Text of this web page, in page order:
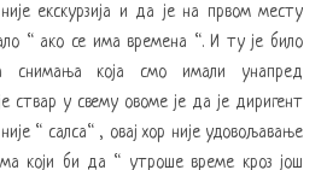
екскурзија и да је на првом месту
“ ако се има времена “. И ту је било
снимања која смо имали унапред
ствар у свему овоме је да је диригент
“ салса“ , овај хор није удовољавање
који би да “ утроше време кроз још